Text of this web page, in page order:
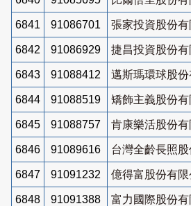
6841 91086701 張家投資股份有
6842 91086929 捷昌投資股份有
6843 91088412 邁斯瑪環球股份
6844 91088519 矯飾主義股份有
6845 91088757 肯康樂活股份有
6846 91089616 台灣全齡長照股
6847 91091232 億得富股份有限
6848 91091388 富力國際股份有